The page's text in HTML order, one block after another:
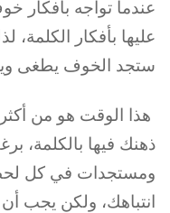
عندما تواجه بأفكار
عليها بأفكار الكلمة،
ستجد الخوف يطغى
هذا الوقت هو من أكثر
ذهنك فيها بالكلمة،
ومستجدات في كل
انتباهك، ولكن يجب